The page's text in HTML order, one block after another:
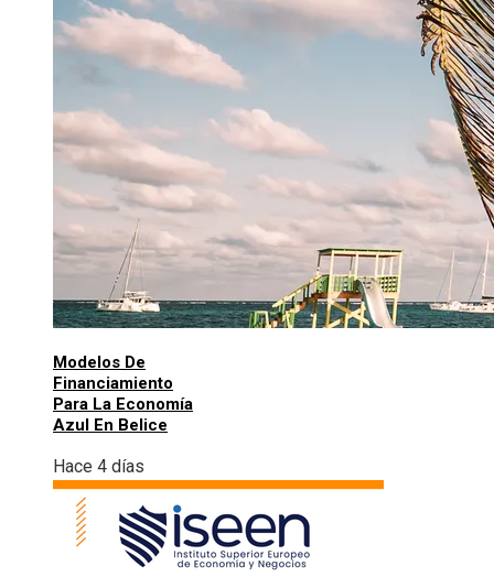
Modelos De
Financiamiento
Para La Economía
Azul En Belice
Hace 4 días